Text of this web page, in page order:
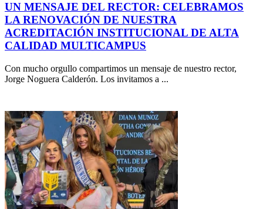
UN MENSAJE DEL RECTOR: CELEBRAMOS
LA RENOVACIÓN DE NUESTRA
ACREDITACIÓN INSTITUCIONAL DE ALTA
CALIDAD MULTICAMPUS
Con mucho orgullo compartimos un mensaje de nuestro rector,
Jorge Noguera Calderón. Los invitamos a ...